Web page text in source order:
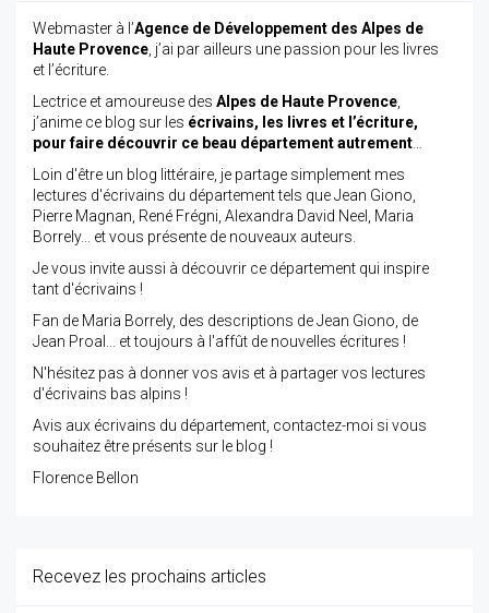
Webmaster à l’Agence de Développement des Alpes de
Haute Provence , j’ai par ailleurs une passion pour les livres
et l’écriture.
Lectrice et amoureuse des Alpes de Haute Provence
j’anime ce blog sur les écrivains, les livres et l’écriture,
pour faire découvrir ce beau département autrement
Loin d'être un blog littéraire, je partage simplement mes
lectures d'écrivains du département tels que Jean Giono,
Pierre Magnan, René Frégni, Alexandra David Neel, Maria
Borrely... et vous présente de nouveaux auteurs.
Je vous invite aussi à découvrir ce département qui inspire
tant d'écrivains !
Fan de Maria Borrely, des descriptions de Jean Giono, de
Jean Proal... et toujours à l'affût de nouvelles écritures !
N'hésitez pas à donner vos avis et à partager vos lectures
d'écrivains bas alpins !
Avis aux écrivains du département, contactez-moi si vous
souhaitez être présents sur le blog !
Florence Bellon
Recevez les prochains articles